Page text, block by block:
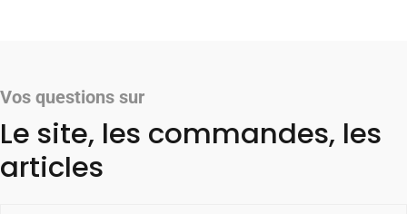
Vos questions sur
Le site, les commandes, les
articles